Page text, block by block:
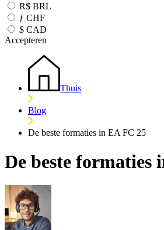
R$ BRL
ƒ CHF
$ CAD
Accepteren
Thuis
Blog
De beste formaties in EA FC 25
De beste formaties